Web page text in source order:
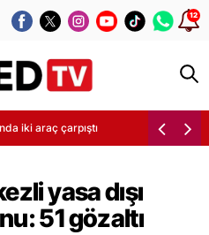
12
iki araç çarpıştı
yasa dışı
51 gözaltı